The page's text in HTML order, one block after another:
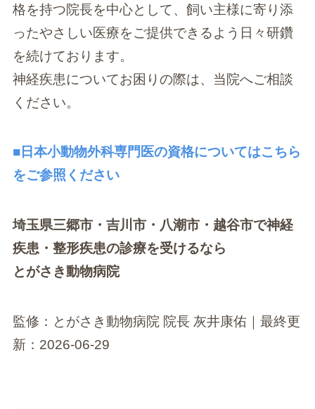
格を持つ院長を中心として、飼い主様に寄り添
ったやさしい医療をご提供できるよう日々研鑽
を続けております。
神経疾患についてお困りの際は、当院へご相談
ください。
■日本小動物外科専門医の資格についてはこちら
をご参照ください
埼玉県三郷市・吉川市・八潮市・越谷市で神経
疾患・整形疾患の診療を受けるなら
とがさき動物病院
監修：とがさき動物病院 院長 灰井康佑｜最終更
新：2026-06-29